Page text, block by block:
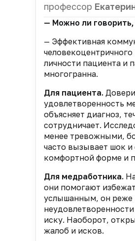
профессор
— Можно ли говорить,
— Эффективная
личности пациента и
многогранна.
Для пациента.
удовлетворенность
объясняет диагноз,
сотрудничает.
менее тревожными,
часто вызывает шок
комфортной форме и
Для медработника.
они помогают
услышанным, он реже
иску. Наоборот,
жалоб и исков.